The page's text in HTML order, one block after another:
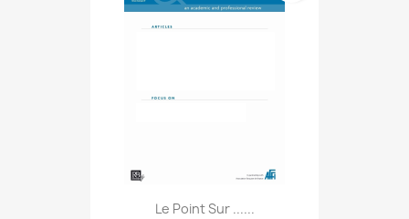
Le Point Sur ......